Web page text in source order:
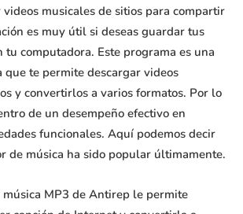
musicales de sitios para compartir
es muy útil si deseas guardar tus
tu computadora. Este programa es una
te permite descargar videos
y convertirlos a varios formatos. Por lo
de un desempeño efectivo en
funcionales. Aquí podemos decir
de música ha sido popular últimamente.
música MP3 de Antirep le permite